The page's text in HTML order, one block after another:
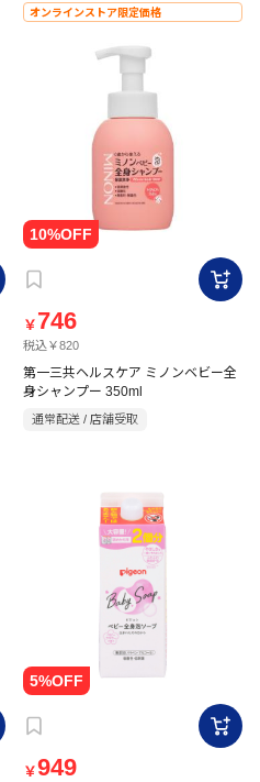
オンラインストア限定価格
￥ 746
税込￥820
第一三共ヘルスケア ミノンベビー全
身シャンプー 350ml
通常配送 / 店舗受取
￥949